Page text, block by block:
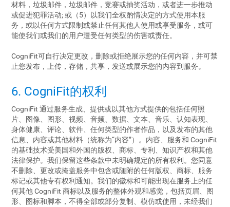
材料，垃圾邮件，垃圾邮件，竞赛或抽奖活动，或者进一步推动
或促进犯罪活动; 或（5）以我们全权酌情决定的方式使用本服
务，或以任何方式限制或禁止任何其他人使用或享受服务，或可
能使我们或我们的用户遭受任何类型的伤害或责任。
CogniFit可自行决定更改，删除或拒绝展示您的任何内容，并可禁
止您发布，上传，存储，共享，发送或展示您的内容到服务。
6. CogniFit的权利
CogniFit 通过服务生成、提供或以其他方式提供的包括任何照
片、图像、图形、视频、音频、数据、文本、音乐、认知表现、
身体健康、评论、软件、任何类型的作者作品，以及发布的其他
信息、内容或其他材料（统称为“内容”）。内容、服务和 CogniFit
的基础技术受美国和外国的版权、商标、专利、知识产权和其他
法律保护。我们保留这些条款中未明确规定的所有权利。您同意
不删除、更改或掩盖服务中包含或随附的任何版权、商标、服务
标记或其他专有权利通知。我们的徽标和可能出现在服务上的任
何其他 CogniFit 商标以及服务的整体外观和感觉，包括页眉、图
形、图标和脚本，不得全部或部分复制、模仿或使用，未经我们